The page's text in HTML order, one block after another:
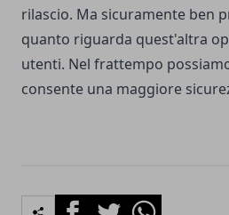
rilascio. Ma sicuramente ben
quanto riguarda quest'altra
utenti. Nel frattempo
consente una maggiore
FacebookTwitterWhatsapp